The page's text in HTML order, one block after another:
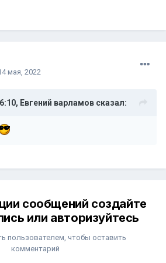
мая, 2022
Евгений варламов сказал:
сообщений создайте
или авторизуйтесь
пользователем, чтобы оставить
комментарий